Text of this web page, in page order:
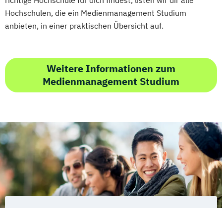
Hochschulen, die ein Medienmanagement Studium
anbieten, in einer praktischen Übersicht auf.
Weitere Informationen zum
Medienmanagement Studium